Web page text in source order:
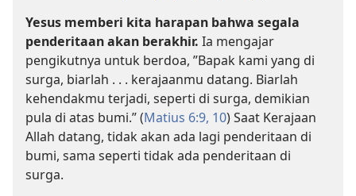
Yesus memberi kita harapan bahwa segala
penderitaan akan berakhir. Ia mengajar
pengikutnya untuk berdoa, ”Bapak kami yang di
surga, biarlah . . . kerajaanmu datang. Biarlah
kehendakmu terjadi, seperti di surga, demikian
pula di atas bumi.” (Matius 6:9, 10) Saat Kerajaan
Allah datang, tidak akan ada lagi penderitaan di
bumi, sama seperti tidak ada penderitaan di
surga.